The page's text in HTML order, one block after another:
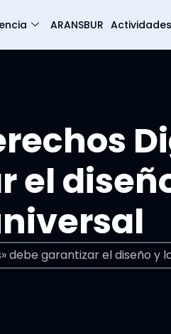
ARANSBUR
el
debe garantizar el diseño y